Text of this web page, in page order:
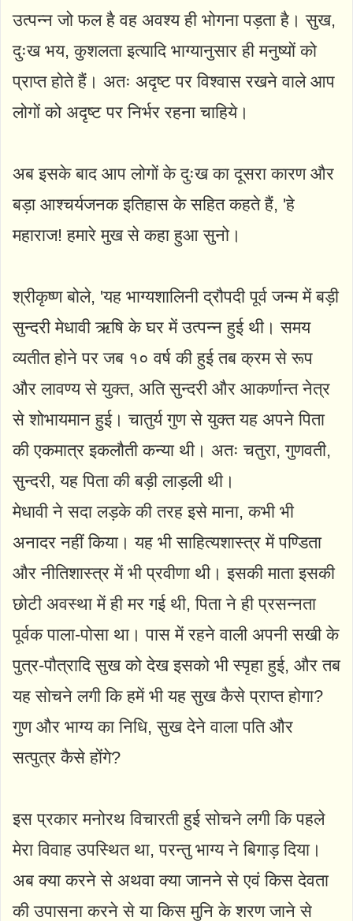
उत्पन्न जो फल है वह अवश्य ही भोगना पड़ता है। सुख,
दुःख भय, कुशलता इत्यादि भाग्यानुसार ही मनुष्यों को
प्राप्त होते हैं। अतः अदृष्ट पर विश्वास रखने वाले आप
लोगों को अदृष्ट पर निर्भर रहना चाहिये।
अब इसके बाद आप लोगों के दुःख का दूसरा कारण और
बड़ा आश्चर्यजनक इतिहास के सहित कहते हैं, 'हे
महाराज! हमारे मुख से कहा हुआ सुनो।
श्रीकृष्ण बोले, 'यह भाग्यशालिनी द्रौपदी पूर्व जन्म में बड़ी
सुन्दरी मेधावी ऋषि के घर में उत्पन्न हुई थी। समय
व्यतीत होने पर जब १० वर्ष की हुई तब क्रम से रूप
और लावण्य से युक्त, अति सुन्दरी और आकर्णान्त नेत्र
से शोभायमान हुई। चातुर्य गुण से युक्त यह अपने पिता
की एकमात्र इकलौती कन्या थी। अतः चतुरा, गुणवती,
सुन्दरी, यह पिता की बड़ी लाड़ली थी।
मेधावी ने सदा लड़के की तरह इसे माना, कभी भी
अनादर नहीं किया। यह भी साहित्यशास्त्र में पण्डिता
और नीतिशास्त्र में भी प्रवीणा थी। इसकी माता इसकी
छोटी अवस्था में ही मर गई थी, पिता ने ही प्रसन्नता
पूर्वक पाला-पोसा था। पास में रहने वाली अपनी सखी के
पुत्र-पौत्रादि सुख को देख इसको भी स्पृहा हुई, और तब
यह सोचने लगी कि हमें भी यह सुख कैसे प्राप्त होगा?
गुण और भाग्य का निधि, सुख देने वाला पति और
सत्पुत्र कैसे होंगे?
इस प्रकार मनोरथ विचारती हुई सोचने लगी कि पहले
मेरा विवाह उपस्थित था, परन्तु भाग्य ने बिगाड़ दिया।
अब क्या करने से अथवा क्या जानने से एवं किस देवता
की उपासना करने से या किस मुनि के शरण जाने से